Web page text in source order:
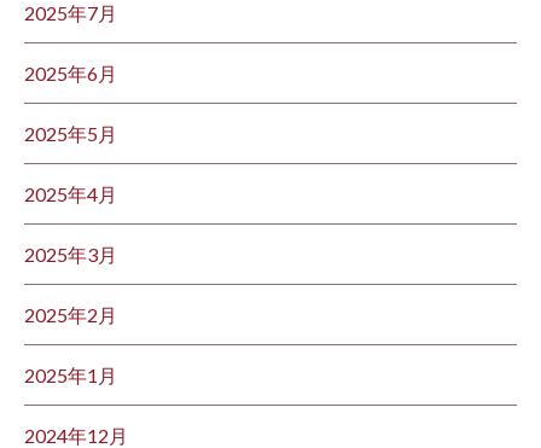
2025年7月
2025年6月
2025年5月
2025年4月
2025年3月
2025年2月
2025年1月
2024年12月